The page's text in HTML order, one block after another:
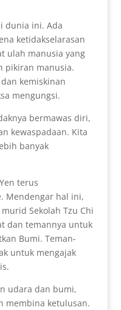
dunia ini. Ada
ketidakselarasan
ulah manusia yang
pikiran manusia.
kemiskinan
mengungsi.
bermawas diri,
kewaspadaan. Kita
banyak
terus
Mendengar hal ini,
Sekolah Tzu Chi
dan temannya untuk
Bumi. Teman-
untuk mengajak
udara dan bumi,
membina ketulusan.